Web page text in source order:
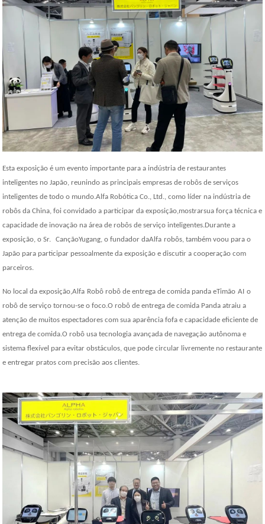
Esta exposição é um evento importante para a indústria de restaurantes
inteligentes no Japão, reunindo as principais empresas de robôs de serviços
inteligentes de todo o mundo.Alfa Robótica Co., Ltd., como líder na indústria de
robôs da China, foi convidado a participar da exposição,mostrarsua força técnica e
capacidade de inovação na área de robôs de serviço inteligentes.Durante a
exposição, o Sr.
CançãoYugang, o fundador daAlfa robôs, também voou para o
Japão para participar pessoalmente da exposição e discutir a cooperação com
parceiros.
No local da exposição,Alfa Robô robô de entrega de comida panda eTimão A o
robô de serviço tornou-se o foco.O robô de entrega de comida Panda atraiu a
atenção de muitos espectadores com sua aparência fofa e capacidade eficiente de
entrega de comida.O robô usa tecnologia avançada de navegação autônoma e
sistema flexível para evitar obstáculos, que pode circular livremente no restaurante
e entregar pratos com precisão aos clientes.